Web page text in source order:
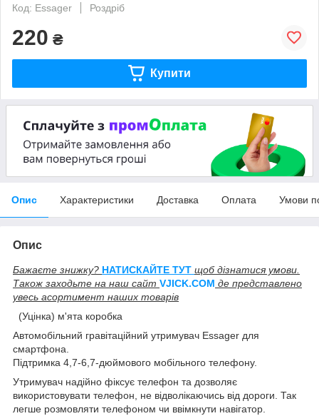
Код: Essager
Роздріб
220 ₴
Купити
Опис Характеристики Доставка Оплата Умови
Опис
Бажаєте знижку? НАТИСКАЙТЕ ТУТ щоб дізнатися умови.
Також заходьте на наш сайт VJICK.COM де представлено
увесь асортимент наших товарів
(Уцінка) м'ята коробка
Автомобільний гравітаційний утримувач Essager для
смартфона.
Підтримка 4,7-6,7-дюймового мобільного телефону.
Утримувач надійно фіксує телефон та дозволяє
використовувати телефон, не відволікаючись від дороги. Так
легше розмовляти телефоном чи ввімкнути навігатор.